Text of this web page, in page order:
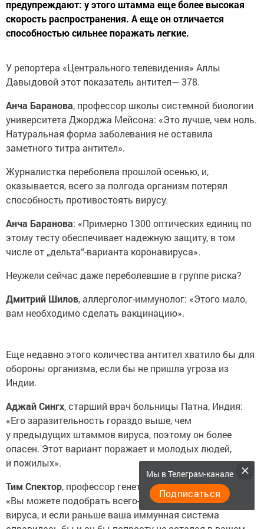
предупреждают: у этого штамма еще более высокая
скорость распространения. А еще он отличается
способностью сильнее поражать легкие.
У репортера «Центрального телевидения» Аллы
Давыдовой этот показатель антител— 378.
Анча Баранова, профессор школы системной биологии
университета Джорджа Мейсона: «Это лучше, чем ноль.
Натуральная форма заболевания не оставила
заметного титра антител».
Журналистка переболела прошлой осенью, и,
оказывается, всего за полгода организм потерял
способность противостоять вирусу.
Анча Баранова: «Примерно 1300 оптических единиц по
этому тесту обеспечивает надежную защиту, в том
числе от „дельта“-варианта коронавируса».
Неужели сейчас даже переболевшие в группе риска?
Дмитрий Шилов, аллерголог-иммунолог: «Этого мало,
вам необходимо сделать вакцинацию».
Еще недавно этого количества антител хватило бы для
обороны организма, если бы не пришла угроза из
Индии.
Аджай Сингх, старший врач больницы Патна, Индия:
«Его заразительность гораздо выше, чем
у предыдущих штаммов вируса, поэтому он более
опасен. Этот вариант поражает и молодых людей,
и пожилых».
Тим Спектор, профессор генетической эпидемиологии:
«Вы можете подобрать всего-то небольшой фрагмент
вируса, и если раньше ваша иммунная система
Мы в Телеграм-канале
Подписаться